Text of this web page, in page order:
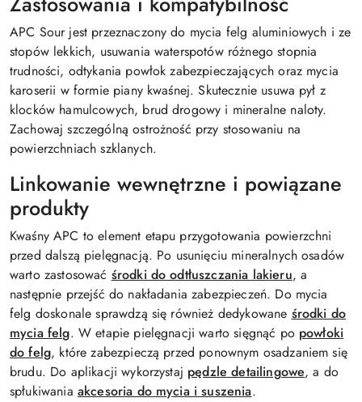
APC Sour jest przeznaczony do mycia felg aluminiowych i ze
stopów lekkich, usuwania waterspotów różnego stopnia
trudności, odtykania powłok zabezpieczających oraz mycia
karoserii w formie piany kwaśnej. Skutecznie usuwa pył z
klocków hamulcowych, brud drogowy i mineralne naloty.
Zachowaj szczególną ostrożność przy stosowaniu na
powierzchniach szklanych.
Linkowanie wewnętrzne i powiązane
produkty
Kwaśny APC to element etapu przygotowania powierzchni
przed dalszą pielęgnacją. Po usunięciu mineralnych osadów
warto zastosować środki do odtłuszczania lakieru, a
następnie przejść do nakładania zabezpieczeń. Do mycia
felg doskonale sprawdzą się również dedykowane środki do
mycia felg. W etapie pielęgnacji warto sięgnąć po powłoki
do felg, które zabezpieczą przed ponownym osadzaniem się
brudu. Do aplikacji wykorzystaj pędzle detailingowe, a do
spłukiwania akcesoria do mycia i suszenia.